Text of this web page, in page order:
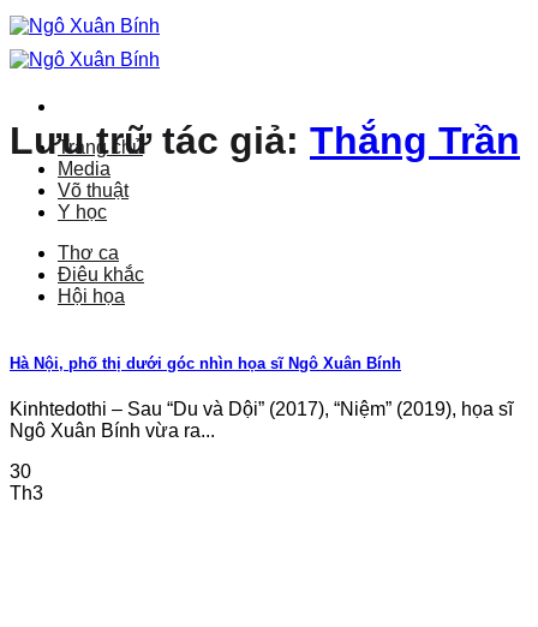
Bỏ
qua
nội
Trang chủ
Media
Võ thuật
Y học
Thơ ca
Điêu khắc
Hội họa
Lưu trữ tác giả: Thắng Trần
Hà Nội, phố thị dưới góc nhìn họa sĩ Ngô Xuân Bính
Kinhtedothi – Sau “Du và Dội” (2017), “Niệm” (2019), họa sĩ
Ngô Xuân Bính vừa ra...
30
Th3